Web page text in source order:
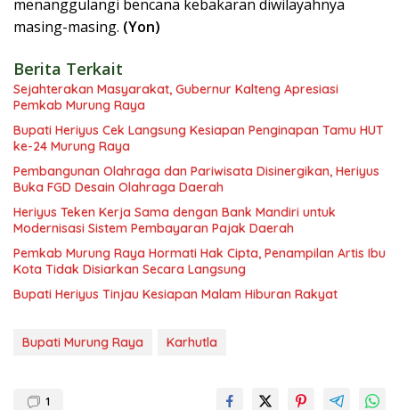
menanggulangi bencana kebakaran diwilayahnya
masing-masing. (Yon)
Berita Terkait
Sejahterakan Masyarakat, Gubernur Kalteng Apresiasi
Pemkab Murung Raya
Bupati Heriyus Cek Langsung Kesiapan Penginapan Tamu HUT
ke-24 Murung Raya
Pembangunan Olahraga dan Pariwisata Disinergikan, Heriyus
Buka FGD Desain Olahraga Daerah
Heriyus Teken Kerja Sama dengan Bank Mandiri untuk
Modernisasi Sistem Pembayaran Pajak Daerah
Pemkab Murung Raya Hormati Hak Cipta, Penampilan Artis Ibu
Kota Tidak Disiarkan Secara Langsung
Bupati Heriyus Tinjau Kesiapan Malam Hiburan Rakyat
Bupati Murung Raya Karhutla
1